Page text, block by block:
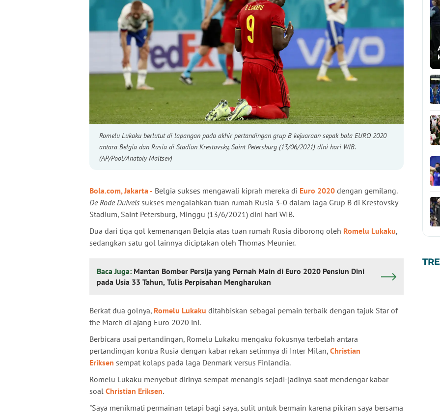
Romelu Lukaku berlutut di lapangan pada akhir pertandingan grup B kejuaraan sepak bola EURO 2020
antara Belgia dan Rusia di Stadion Krestovsky, Saint Petersburg (13/06/2021) dini hari WIB.
(AP/Pool/Anatoly Maltsev)
Bola.com, Jakarta - Belgia sukses mengawali kiprah mereka di Euro 2020 dengan gemilang.
De Rode Duivels sukses mengalahkan tuan rumah Rusia 3-0 dalam laga Grup B di Krestovsky
Stadium, Saint Petersburg, Minggu (13/6/2021) dini hari WIB.
Dua dari tiga gol kemenangan Belgia atas tuan rumah Rusia diborong oleh Romelu Lukaku,
sedangkan satu gol lainnya diciptakan oleh Thomas Meunier.
Baca Juga: Mantan Bomber Persija yang Pernah Main di Euro 2020 Pensiun Dini
pada Usia 33 Tahun, Tulis Perpisahan Mengharukan
Berkat dua golnya, Romelu Lukaku ditahbiskan sebagai pemain terbaik dengan tajuk Star of
the March di ajang Euro 2020 ini.
Berbicara usai pertandingan, Romelu Lukaku mengaku fokusnya terbelah antara
pertandingan kontra Rusia dengan kabar rekan setimnya di Inter Milan, Christian
Eriksen sempat kolaps pada laga Denmark versus Finlandia.
Romelu Lukaku menyebut dirinya sempat menangis sejadi-jadinya saat mendengar kabar
soal Christian Eriksen.
"Saya menikmati permainan tetapi bagi saya, sulit untuk bermain karena pikiran saya bersama